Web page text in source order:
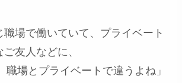
職場で働いていて、プライベート
友人などに、
職場とプライベートで違うよね」